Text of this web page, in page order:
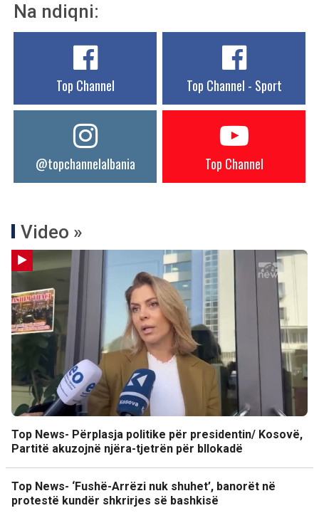
Na ndiqni:
Top Channel Top Channel - Sport
@topchannelalbania Top Channel
Video »
Top News- Përplasja politike për presidentin/ Kosovë,
Partitë akuzojnë njëra-tjetrën për bllokadë
Top News- ‘Fushë-Arrëzi nuk shuhet’, banorët në
protestë kundër shkrirjes së bashkisë